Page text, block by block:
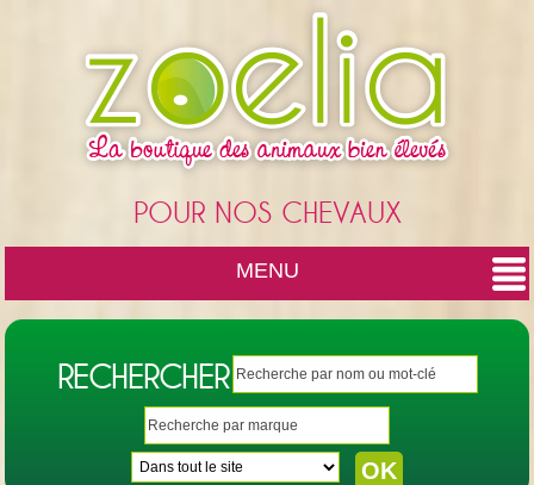
POUR NOS CHEVAUX
MENU
RECHERCHER